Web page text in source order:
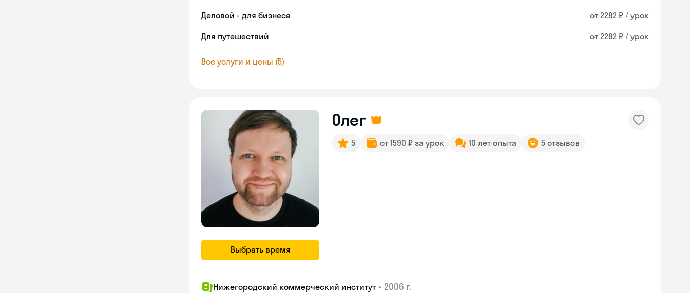
Деловой - для бизнеса от 2282 ₽ / урок
Для путешествий от 2282 ₽ / урок
Все услуги и цены (5)
Выбрать время
Олег
5 от 1590 ₽ за урок 10 лет опыта 5 отзывов
Нижегородский коммерческий институт • 2006 г.